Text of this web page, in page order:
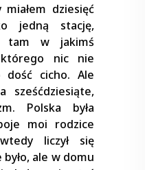
dziesięć
jedną stację,
tam w jakimś
nic nie
dość cicho. Ale
sześćdziesiąte,
Polska była
moi rodzice
liczył się
ale w domu